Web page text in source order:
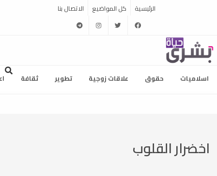
الرئيسية كل المواضيع الاتصال بنا
facebook
twitter
instagram
telegram
اسلاميات حقوق علاقات زوجية تطوير ثقافة
اخضرار القلوب